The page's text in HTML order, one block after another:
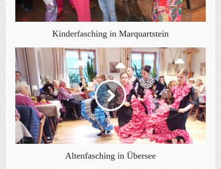
Kinderfasching in Marquartstein
Altenfasching in Übersee